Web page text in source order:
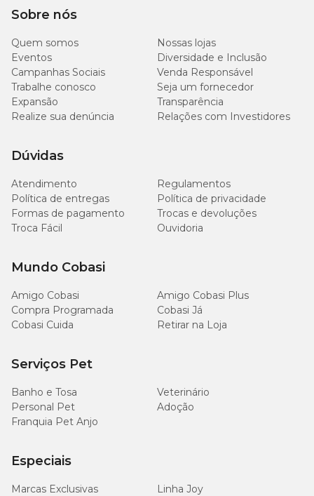
Sobre nós
Quem somos
Nossas lojas
Eventos
Diversidade e Inclusão
Campanhas Sociais
Venda Responsável
Trabalhe conosco
Seja um fornecedor
Expansão
Transparência
Realize sua denúncia
Relações com Investidores
Dúvidas
Atendimento
Regulamentos
Política de entregas
Política de privacidade
Formas de pagamento
Trocas e devoluções
Troca Fácil
Ouvidoria
Mundo Cobasi
Amigo Cobasi
Amigo Cobasi Plus
Compra Programada
Cobasi Já
Cobasi Cuida
Retirar na Loja
Serviços Pet
Banho e Tosa
Veterinário
Personal Pet
Adoção
Franquia Pet Anjo
Especiais
Marcas Exclusivas
Linha Joy